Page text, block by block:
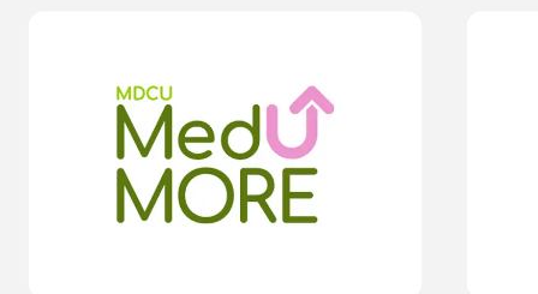
ตรวจสุขภาพประจำปีดีอย่างไร?
0.0 0rating)
moreDetails